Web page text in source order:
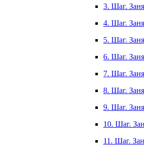
3. Шаг.
4. Шаг.
5. Шаг.
6. Шаг.
7. Шаг.
8. Шаг.
9. Шаг.
10. Шаг.
11. Шаг.